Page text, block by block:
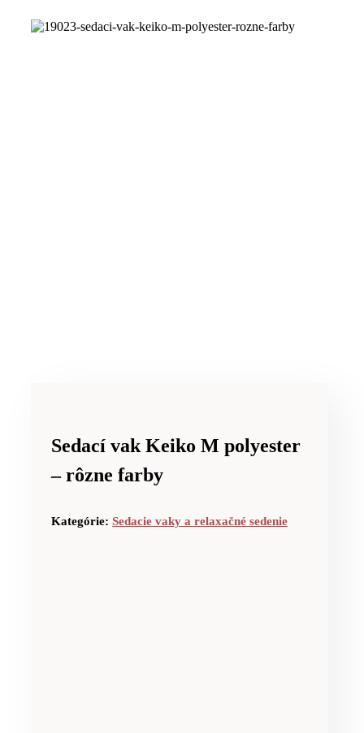
Sedací vak Keiko M polyester
– rôzne farby
Kategórie: Sedacie vaky a relaxačné sedenie